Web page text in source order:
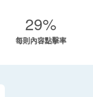
29%
每則內容點擊率